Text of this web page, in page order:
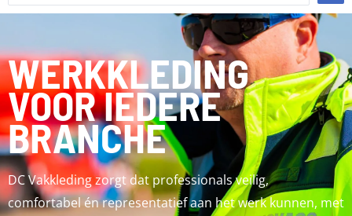
...
WERKKLEDING
VOOR IEDERE
BRANCHE
DC Vakkleding zorgt dat professionals veilig,
comfortabel én representatief aan het werk kunnen, met